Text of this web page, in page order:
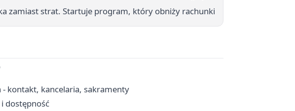
zamiast strat. Startuje program, który obniży rachunki
- kontakt, kancelaria, sakramenty
dostępność